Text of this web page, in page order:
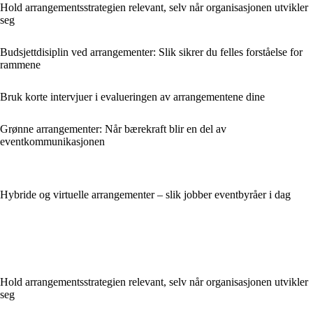
Hold arrangementsstrategien relevant, selv når organisasjonen utvikler
seg
Budsjettdisiplin ved arrangementer: Slik sikrer du felles forståelse for
rammene
Bruk korte intervjuer i evalueringen av arrangementene dine
Grønne arrangementer: Når bærekraft blir en del av
eventkommunikasjonen
Hybride og virtuelle arrangementer – slik jobber eventbyråer i dag
Hold arrangementsstrategien relevant, selv når organisasjonen utvikler
seg